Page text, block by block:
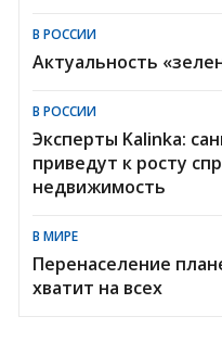
В РОССИИ
Актуальность
В РОССИИ
Эксперты Kalinka:
приведут к росту
недвижимость
В МИРЕ
Перенаселение
хватит на всех